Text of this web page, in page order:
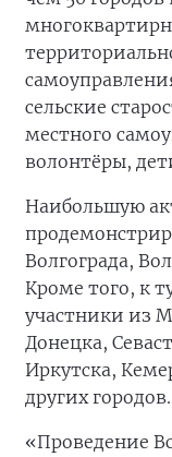
сельские
местного
волонтёры,
Наибольшую
Волгограда,
Кроме того, к
участники из
Донецка,
Иркутска,
других городов.
«Проведение